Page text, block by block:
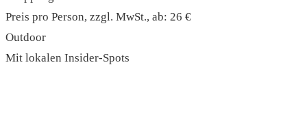
Preis pro Person, zzgl. MwSt., ab: 26 €
Outdoor
Mit lokalen Insider-Spots